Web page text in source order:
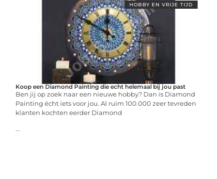
HOBBY EN VRIJE TIJD
Koop een Diamond Painting die echt helemaal bij jou past
Ben jij op zoek naar een nieuwe hobby? Dan is Diamond
Painting écht iets voor jou. Al ruim 100.000 zeer tevreden
klanten kochten eerder Diamond
...